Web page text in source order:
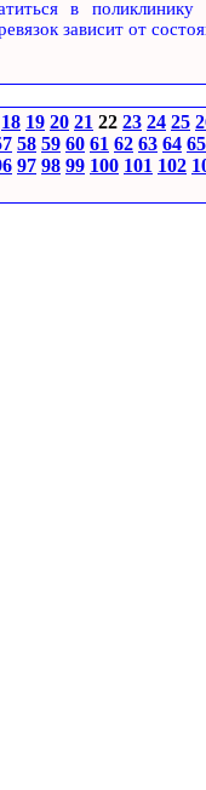
в
зависит от
18 19 20 21 22 23 24 25
58 59 60 61 62 63 64 65
97 98 99 100 101 102